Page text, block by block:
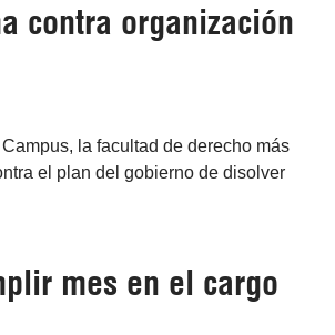
contra organización
la facultad de derecho más
el plan del gobierno de disolver
mes en el cargo